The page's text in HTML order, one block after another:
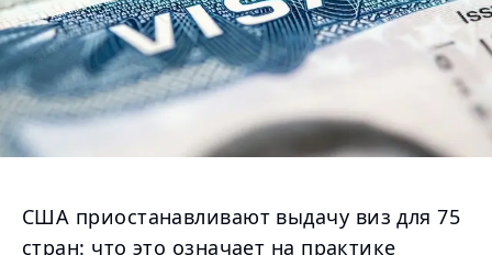
США приостанавливают выдачу виз для 75
стран: что это означает на практике